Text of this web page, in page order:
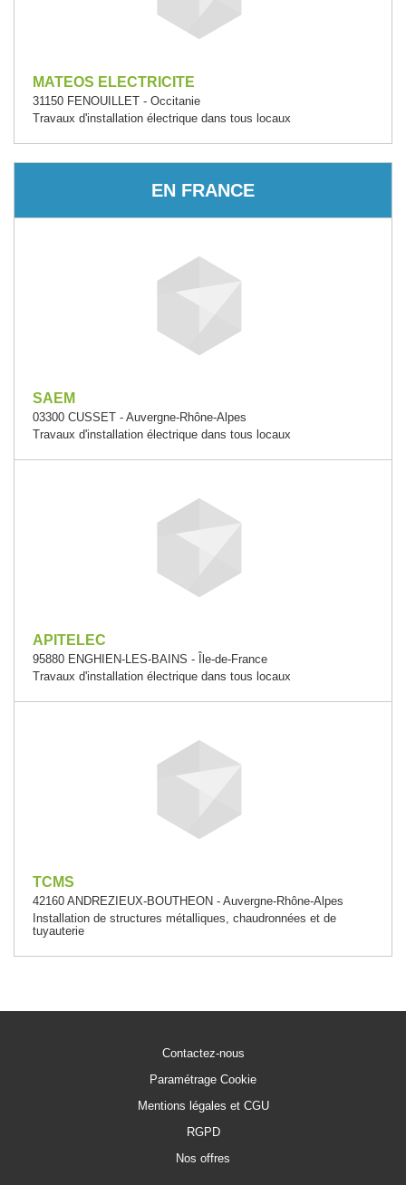
MATEOS ELECTRICITE
31150 FENOUILLET - Occitanie
Travaux d'installation électrique dans tous locaux
EN FRANCE
SAEM
03300 CUSSET - Auvergne-Rhône-Alpes
Travaux d'installation électrique dans tous locaux
APITELEC
95880 ENGHIEN-LES-BAINS - Île-de-France
Travaux d'installation électrique dans tous locaux
TCMS
42160 ANDREZIEUX-BOUTHEON - Auvergne-Rhône-Alpes
Installation de structures métalliques, chaudronnées et de
tuyauterie
Contactez-nous
Paramétrage Cookie
Mentions légales et CGU
RGPD
Nos offres